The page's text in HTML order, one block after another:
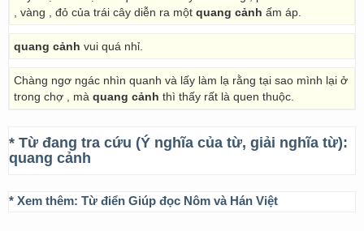
, vàng , đỏ của trái cây diễn ra một quang cảnh ấm áp.
quang cảnh vui quá nhỉ.
Chàng ngơ ngác nhìn quanh và lấy làm lạ rằng tại sao mình lại ở
trong chợ , mà quang cảnh thì thấy rất là quen thuộc.
* Từ đang tra cứu (Ý nghĩa của từ, giải nghĩa từ):
quang cảnh
* Xem thêm: Từ điển Giúp đọc Nôm và Hán Việt